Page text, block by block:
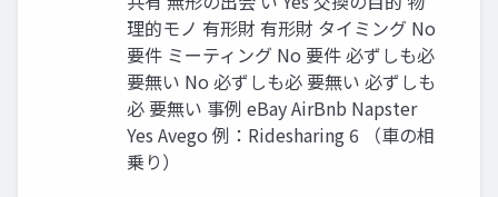
理的モノ 有形財 有形財 タイミング No
要件 ミーティング No 要件 必ずしも必
要無い No 必ずしも必 要無い 必ずしも
必 要無い 事例 eBay AirBnb Napster
Yes Avego 例：Ridesharing 6 （車の相
乗り）